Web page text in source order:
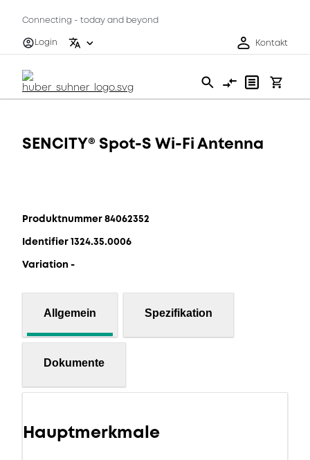
Connecting - today and beyond
Login
Kontakt
SENCITY® Spot-S Wi-Fi Antenna
Produktnummer 84062352
Identifier 1324.35.0006
Variation -
Allgemein Spezifikation
Dokumente
Hauptmerkmale